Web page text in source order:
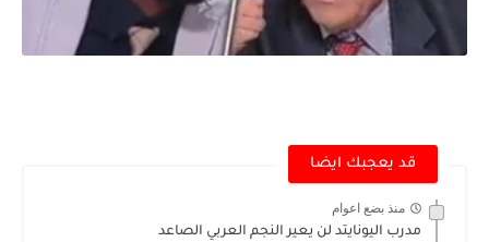
قد يعجبك ايضا
منذ بضع اعوام
مدرب اليونايتد لن يعير النجم العربي الصاعد